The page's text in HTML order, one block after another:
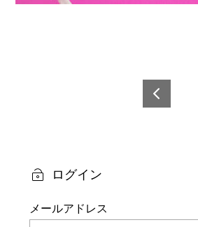
ー
ログイン
メールアドレス